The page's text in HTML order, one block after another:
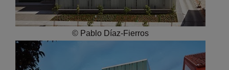
© Pablo Díaz-Fierros